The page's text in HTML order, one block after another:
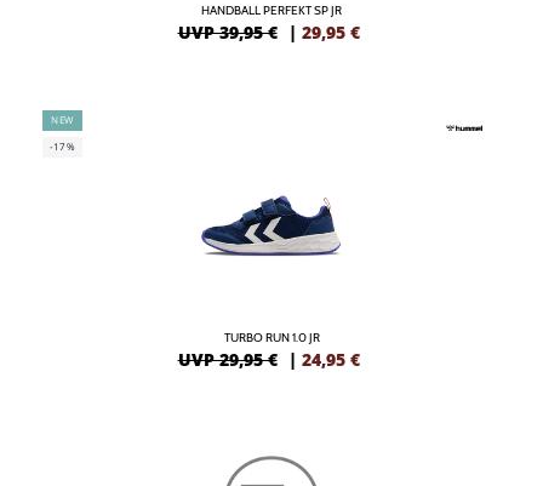
HANDBALL PERFEKT SP JR
UVP 39,95 € | 29,95 €
NEW
-17%
TURBO RUN 1.0 JR
UVP 29,95 € | 24,95 €